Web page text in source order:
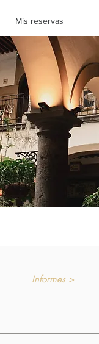
Mis reservas
Informes >